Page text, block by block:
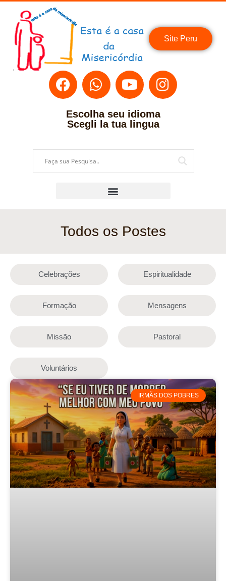
Site Peru
Escolha seu idioma
Scegli la tua lingua
Todos os Postes
Celebrações Espiritualidade
Formação Mensagens
Missão Pastoral
Voluntários
IRMÃS DOS POBRES